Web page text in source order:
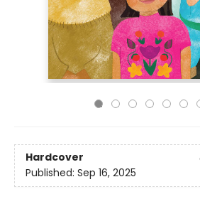
Hardcover
Published: Sep 16, 2025